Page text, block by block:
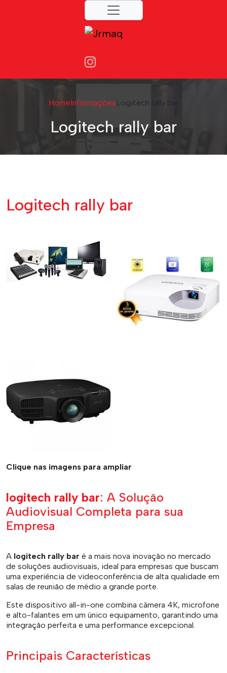
HomeInformaçõesLogitech rally bar
Logitech rally bar
Logitech rally bar
Clique nas imagens para ampliar
logitech rally bar: A Solução
Audiovisual Completa para sua
Empresa
A logitech rally bar é a mais nova inovação no mercado
de soluções audiovisuais, ideal para empresas que buscam
uma experiência de videoconferência de alta qualidade em
salas de reunião de médio a grande porte.
Este dispositivo all-in-one combina câmera 4K, microfone
e alto-falantes em um único equipamento, garantindo uma
integração perfeita e uma performance excepcional.
Principais Características